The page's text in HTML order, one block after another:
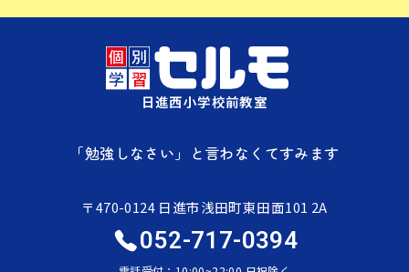
日進西小学校前教室
「勉強しなさい」と言わなくてすみます
〒470-0124 日進市浅田町東田面101 2A
052-717-0394